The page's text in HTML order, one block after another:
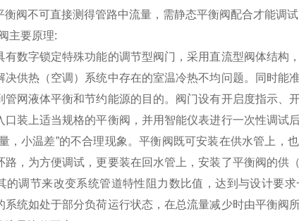
衡阀不可直接测得管路中流量，需静态平衡阀配合才能调试
主要原理:
有数字锁定特殊功能的调节型阀门，采用直流型阀体结构
决供热（空调）系统中存在的室温冷热不均问题。同时能
管网液体平衡和节约能源的目的。阀门设有开启度指示、
口装上适当规格的平衡阀，并用智能仪表进行一次性调试
，小温差”的不合理现象。平衡阀既可安装在供水管上，
路，为方便调试，更要装在回水管上，安装了平衡阀的供
的调节来改变系统管道特性阻力数比值，达到与设计要
系统如处于部分负荷运行状态，在总流量减少时由平衡阀